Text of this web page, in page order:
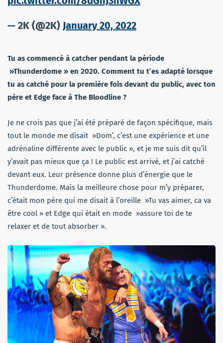
— 2K (@2K) January 20, 2022
Tu as commencé à catcher pendant la période
»Thunderdome » en 2020. Comment tu t’es adapté lorsque
tu as catché pour la première fois devant du public, avec ton
père et Edge face à The Bloodline ?
Je ne crois pas que j’ai été préparé de façon spécifique, mais
tout le monde me disait »Dom’, c’est une expérience et une
adrénaline différente avec le public », et je me suis dit qu’il
y’avait pas mieux que ça ! Le public est arrivé, et j’ai catché
devant eux. Leur présence donne plus d’énergie que le
Thunderdome. Mais la meilleure chose pour m’y préparer,
c’était mon père qui me disait à l’oreille »Tu vas aimer, ca va
être cool » et Edge qui était en mode »assure toi de te
relaxer et de tout absorber ».